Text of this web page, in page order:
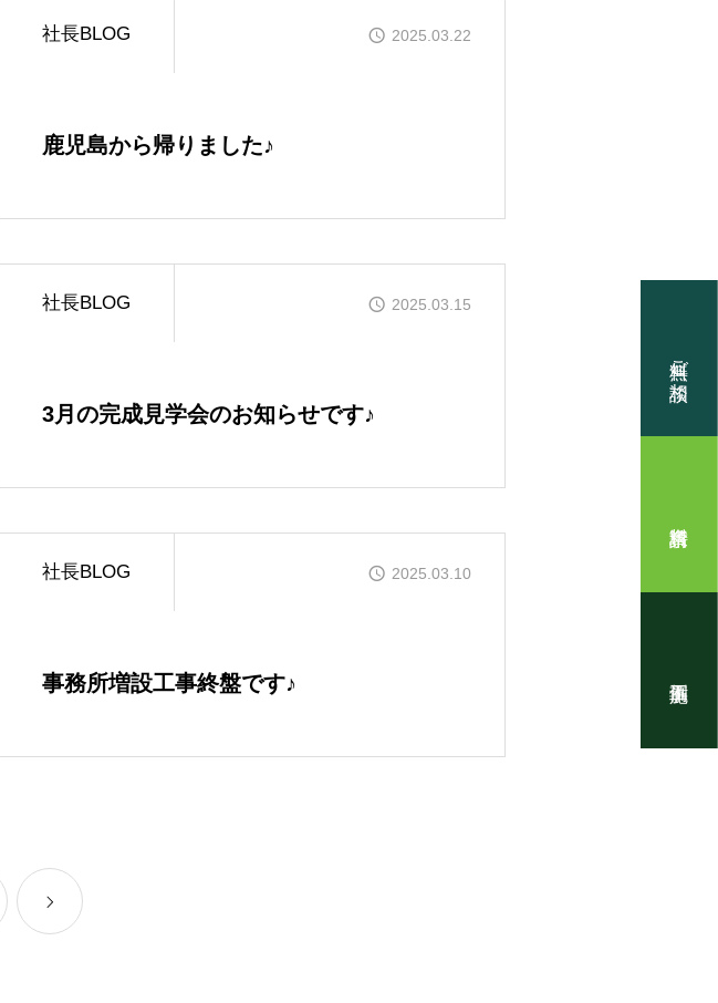
OUR CONCEPT
OUR FIVE ADVANTAGES
ONLINE MODEL HOUSE
オンライン展示場
施工事例
GALLERY
かなう家が設計施工した住まいの写真
COMPANY
スタッフ紹介
「本日も絶好調さまです！』代表・窪田 純一のブログ
CONTACT
無料ご相談
社長BLOG 2025.03.22
鹿児島から帰りました♪
社長BLOG 2025.03.15
3月の完成見学会のお知らせです♪
社長BLOG 2025.03.10
事務所増設工事終盤です♪